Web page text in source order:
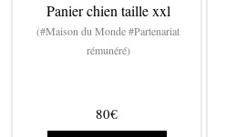
Panier chien taille xxl
(#Maison du Monde #Partenariat
rémunéré)
80€